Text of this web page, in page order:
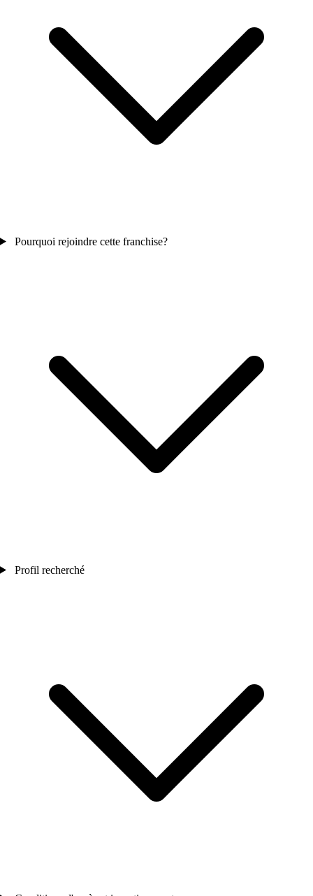
Pourquoi rejoindre cette franchise?
Profil recherché